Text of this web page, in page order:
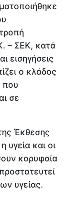
– ΣΕΚ, κατά
εισηγήσεις
ο κλάδος
που
σε
Έκθεσης
υγεία και οι
κορυφαία
υγείας.